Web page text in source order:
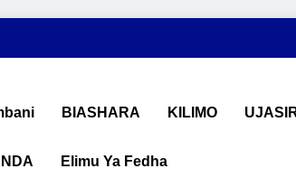
BIASHARA KILIMO
Elimu Ya Fedha